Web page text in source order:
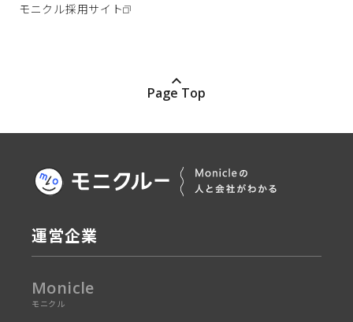
モニクル採用サイト
Page Top
運営企業
Monicle
モニクル